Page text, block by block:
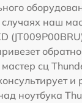
наш
сц
и
ноутбука